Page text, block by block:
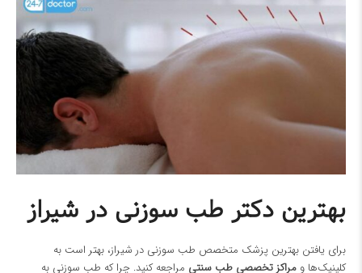
بهترین دکتر طب سوزنی در شیراز
برای یافتن بهترین پزشک متخصص طب سوزنی در شیراز، بهتر است به
کلینیک‌ها و مراکز تخصصی طب سنتی مراجعه کنید. چرا که طب سوزنی به